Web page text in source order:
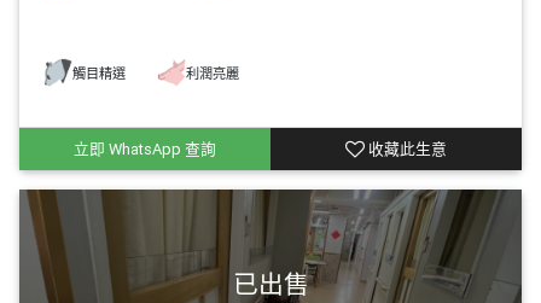
觸目精選 利潤亮麗
立即 WhatsApp 查詢 收藏此生意